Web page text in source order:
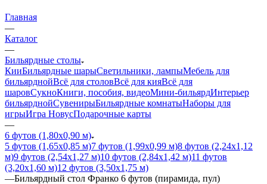
Главная
—
Каталог
—
Бильярдные столы
КииБильярдные шарыСветильники, лампыМебель для
бильярднойВсё для столовВсё для кияВсё для
шаровСукноКниги, пособия, видеоМини-бильярдИнтерьер
бильярднойСувенирыБильярдные комнатыНаборы для
игрыИгра НовусПодарочные карты
—
6 футов (1,80х0,90 м)
5 футов (1,65х0,85 м)7 футов (1,99х0,99 м)8 футов (2,24х1,12
м)9 футов (2,54х1,27 м)10 футов (2,84х1,42 м)11 футов
(3,20х1,60 м)12 футов (3,50х1,75 м)
—Бильярдный стол Франко 6 футов (пирамида, пул)